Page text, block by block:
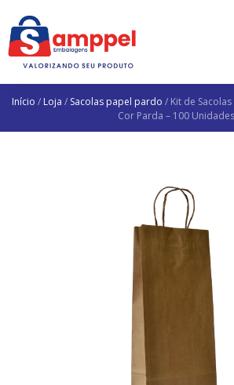
Início / Loja / Sacolas papel pardo / Kit de
Cor Parda – 100 Unidades